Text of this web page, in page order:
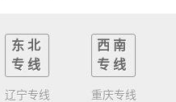
东北
专线
辽宁专线
西南
专线
重庆专线